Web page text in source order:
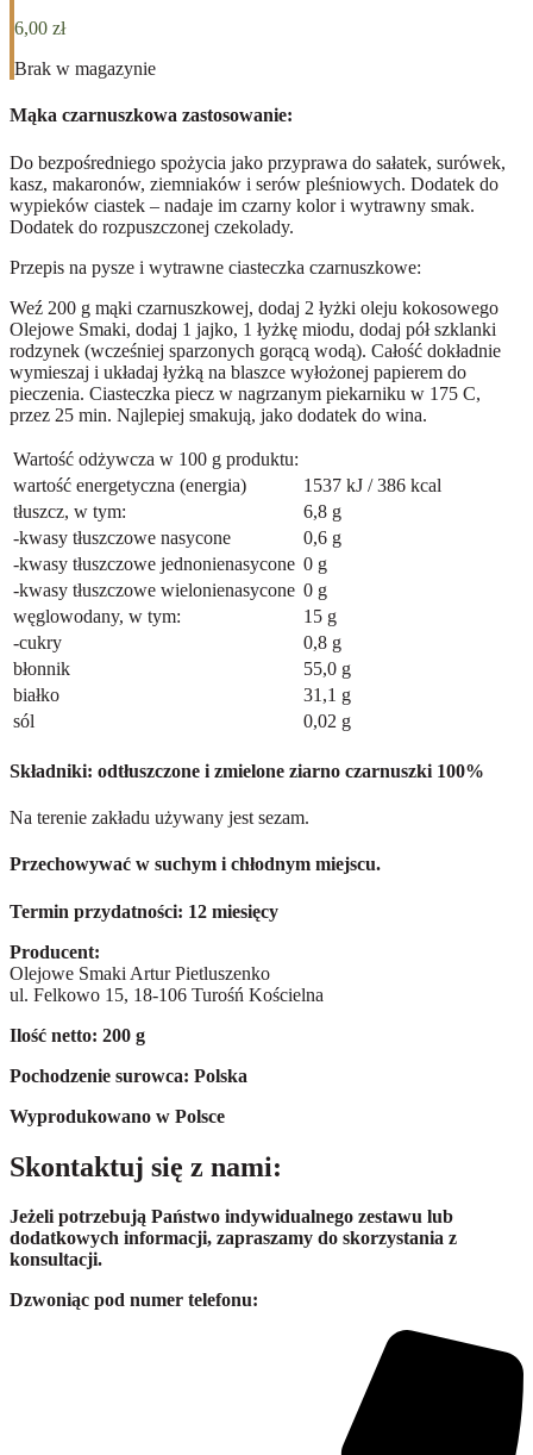
6,00 zł
Brak w magazynie
Mąka czarnuszkowa zastosowanie:
Do bezpośredniego spożycia jako przyprawa do sałatek, surówek,
kasz, makaronów, ziemniaków i serów pleśniowych. Dodatek do
wypieków ciastek – nadaje im czarny kolor i wytrawny smak.
Dodatek do rozpuszczonej czekolady.
Przepis na pysze i wytrawne ciasteczka czarnuszkowe:
Weź 200 g mąki czarnuszkowej, dodaj 2 łyżki oleju kokosowego
Olejowe Smaki, dodaj 1 jajko, 1 łyżkę miodu, dodaj pół szklanki
rodzynek (wcześniej sparzonych gorącą wodą). Całość dokładnie
wymieszaj i układaj łyżką na blaszce wyłożonej papierem do
pieczenia. Ciasteczka piecz w nagrzanym piekarniku w 175 C,
przez 25 min. Najlepiej smakują, jako dodatek do wina.
Wartość odżywcza w 100 g produktu:
wartość energetyczna (energia)
1537 kJ / 386 kcal
tłuszcz, w tym:
6,8 g
-kwasy tłuszczowe nasycone
0,6 g
-kwasy tłuszczowe jednonienasycone 0 g
-kwasy tłuszczowe wielonienasycone 0 g
węglowodany, w tym:
15 g
-cukry
0,8 g
błonnik
55,0 g
białko
31,1 g
sól
0,02 g
Składniki: odtłuszczone i zmielone ziarno czarnuszki 100%
Na terenie zakładu używany jest sezam.
Przechowywać w suchym i chłodnym miejscu.
Termin przydatności: 12 miesięcy
Producent:
Olejowe Smaki Artur Pietluszenko
ul. Felkowo 15, 18-106 Turośń Kościelna
Ilość netto: 200 g
Pochodzenie surowca: Polska
Wyprodukowano w Polsce
Skontaktuj się z nami:
Jeżeli potrzebują Państwo indywidualnego zestawu lub
dodatkowych informacji, zapraszamy do skorzystania z
konsultacji.
Dzwoniąc pod numer telefonu: